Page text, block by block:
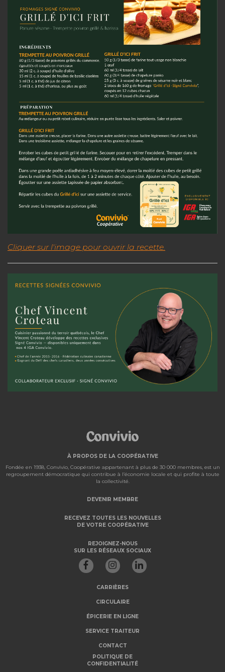
Cliquer sur l'image pour ouvrir la recette.
À PROPOS DE LA COOPÉRATIVE
Fondée en 1938, Convivio, Coopérative appartenant à plus de 30 000 membres, est un
regroupement démocratique qui contribue à l’économie locale et qui profite à toute
la collectivité.
DEVENIR MEMBRE
RECEVEZ TOUTES LES NOUVELLES
DE VOTRE COOPÉRATIVE
REJOIGNEZ-NOUS
SUR LES RÉSEAUX SOCIAUX
CARRIÈRES
CIRCULAIRE
ÉPICERIE EN LIGNE
SERVICE TRAITEUR
CONTACT
POLITIQUE DE
CONFIDENTIALITÉ